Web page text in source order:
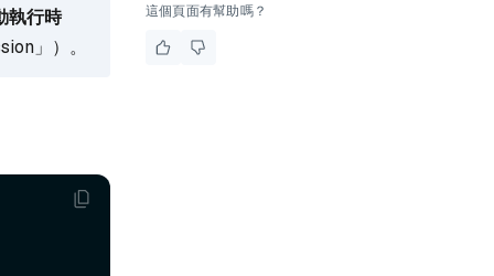
執行時
」）。
這個頁面有幫助嗎？